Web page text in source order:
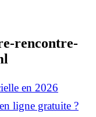
rencontre-
en 2026
ligne gratuite ?